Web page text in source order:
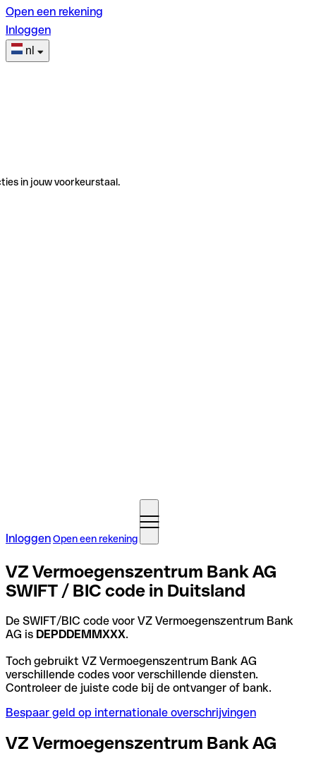
Open een rekening
Inloggen
nl
in jouw voorkeurstaal.
InloggenOpen een rekening
VZ Vermoegenszentrum Bank AG
SWIFT / BIC code in Duitsland
De SWIFT/BIC code voor VZ Vermoegenszentrum Bank
AG is DEPDDEMMXXX.
Toch gebruikt VZ Vermoegenszentrum Bank AG
verschillende codes voor verschillende diensten.
Controleer de juiste code bij de ontvanger of bank.
Bespaar geld op internationale overschrijvingen
VZ Vermoegenszentrum Bank AG